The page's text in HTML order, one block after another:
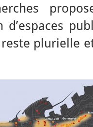
d’espaces
plurielle